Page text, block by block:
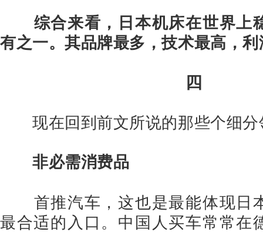
综合来看，日本机床在世界上
有之一。其品牌最多，技术最高，
四
现在回到前文所说的那些个细
非必需消费品
首推汽车，这也是最能体现日
最合适的入口。中国人买车常常在